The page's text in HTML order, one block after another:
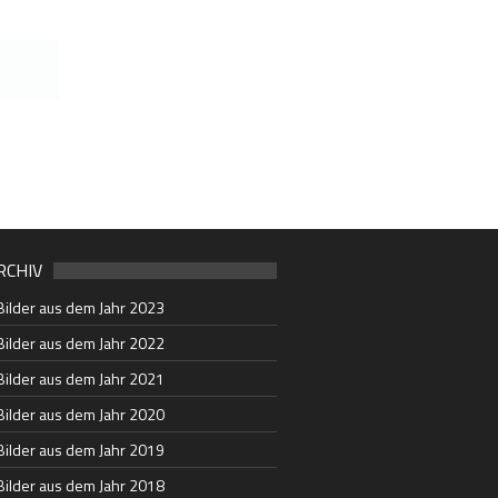
aus dem Jahr 2023
aus dem Jahr 2022
aus dem Jahr 2021
aus dem Jahr 2020
aus dem Jahr 2019
aus dem Jahr 2018